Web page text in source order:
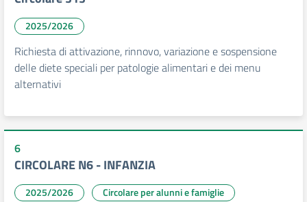
2025/2026
Richiesta di attivazione, rinnovo, variazione e sospensione
delle diete speciali per patologie alimentari e dei menu
alternativi
6
CIRCOLARE N6 - INFANZIA
2025/2026
Circolare per alunni e famiglie